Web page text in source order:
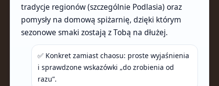
tradycje regionów (szczególnie Podlasia) oraz
pomysły na domową spiżarnię, dzięki którym
sezonowe smaki zostają z Tobą na dłużej.
✅ Konkret zamiast chaosu: proste wyjaśnienia
i sprawdzone wskazówki „do zrobienia od
razu”.